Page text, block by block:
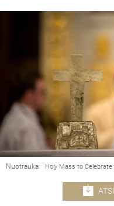
Nuotrauka: Holy Mass to